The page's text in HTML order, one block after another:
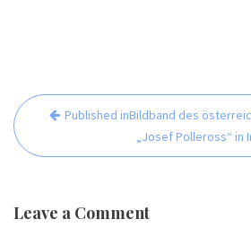
Beitrags-
Navigation
Published inBildband des
„Josef Polleross“ in
Leave a Comment